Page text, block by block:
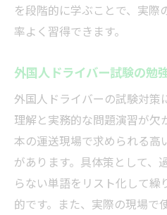
を段階的に学ぶことで、実際
率よく習得できます。
外国人ドライバー試験の勉
外国人ドライバーの試験対策
理解と実務的な問題演習が欠
本の運送現場で求められる高
があります。具体策として、
らない単語をリスト化して
的です。また、実際の現場で